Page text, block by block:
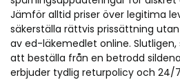
Jämför alltid priser över legitima
säkerställa rättvis prissättning
av ed-läkemedlet online.
att beställa från en betrodd
erbjuder tydlig returpolicy och 24/